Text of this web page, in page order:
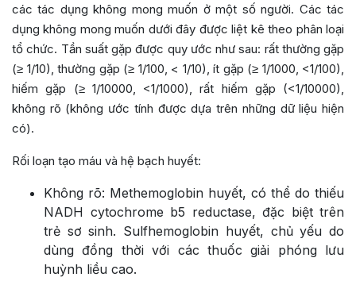
các tác dụng không mong muốn ở một số người. Các tác
dụng không mong muốn dưới đây được liệt kê theo phân loại
tổ chức. Tần suất gặp được quy ước như sau: rất thường gặp
(≥ 1/10), thường gặp (≥ 1/100, < 1/10), ít gặp (≥ 1/1000, <1/100),
hiếm gặp (≥ 1/10000, <1/1000), rất hiếm gặp (<1/10000),
không rõ (không ước tính được dựa trên những dữ liệu hiện
có).
Rối loạn tạo máu và hệ bạch huyết:
Không rõ: Methemoglobin huyết, có thể do thiếu
NADH cytochrome b5 reductase, đặc biệt trên
trẻ sơ sinh. Sulfhemoglobin huyết, chủ yếu do
dùng đồng thời với các thuốc giải phóng lưu
huỳnh liều cao.